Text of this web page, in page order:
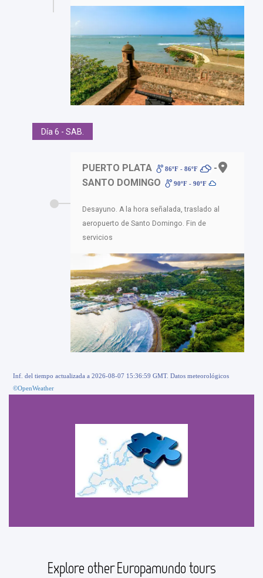
Día 6 - SAB.
PUERTO PLATA 86ºF - 86ºF
-
SANTO DOMINGO
90ºF - 90ºF
Desayuno. A la hora señalada, traslado al
aeropuerto de Santo Domingo. Fin de
servicios
Inf. del tiempo actualizada a 2026-08-07 15:36:59 GMT. Datos meteorológicos
©OpenWeather
Explore other Europamundo tours